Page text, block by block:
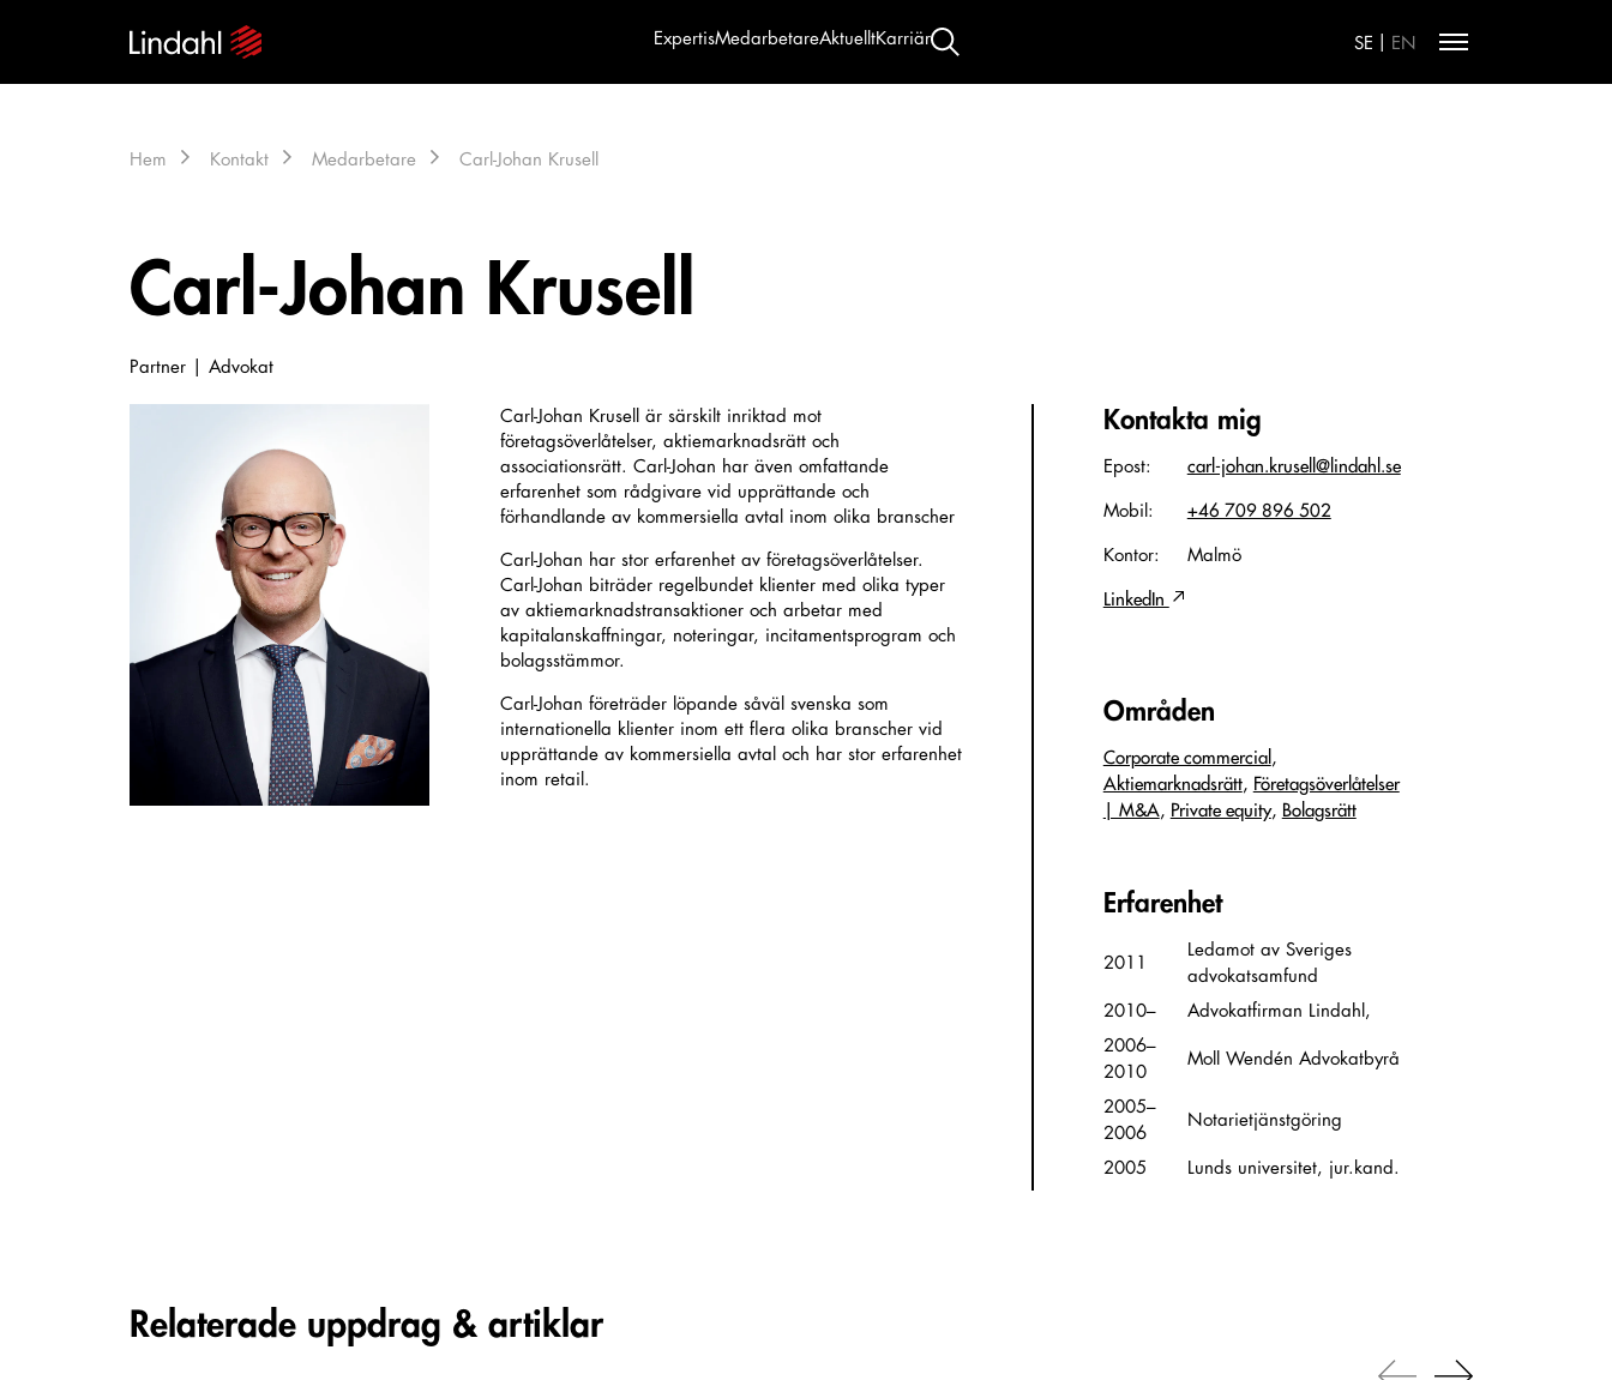
ExpertisMedarbetareAktuelltKarriär SE EN
Hem Kontakt Medarbetare Carl-Johan Krusell
Carl-Johan Krusell
Partner | Advokat
Carl-Johan Krusell är särskilt inriktad mot
företagsöverlåtelser, aktiemarknadsrätt och
associationsrätt. Carl-Johan har även omfattande
erfarenhet som rådgivare vid upprättande och
förhandlande av kommersiella avtal inom olika branscher
Carl-Johan har stor erfarenhet av företagsöverlåtelser.
Carl-Johan biträder regelbundet klienter med olika typer
av aktiemarknadstransaktioner och arbetar med
kapitalanskaffningar, noteringar, incitamentsprogram och
bolagsstämmor.
Carl-Johan företräder löpande såväl svenska som
internationella klienter inom ett flera olika branscher vid
upprättande av kommersiella avtal och har stor erfarenhet
inom retail.
Kontakta mig
Epost: carl-johan.krusell@lindahl.se
Mobil: +46 709 896 502
Kontor: Malmö
LinkedIn
Områden
Corporate commercial
Aktiemarknadsrätt
Företags­överlåtelser
| M&A
Private equity Bolagsrätt
Erfarenhet
2011
Ledamot av Sveriges
advokatsamfund
2010–
Advokatfirman Lindahl,
2006–
2010
Moll Wendén Advokatbyrå
2005–
2006
Notarietjänstgöring
2005 Lunds universitet, jur.kand.
Carousel items
Relaterade uppdrag & artiklar